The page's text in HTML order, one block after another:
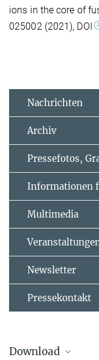
ions in the core of
025002 (2021), DOI
Nachrichten
Archiv
Pressefotos,
Informationen
Multimedia
Newsletter
Pressekontakt
Download